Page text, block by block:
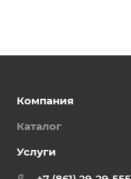
Компания
Каталог
Услуги